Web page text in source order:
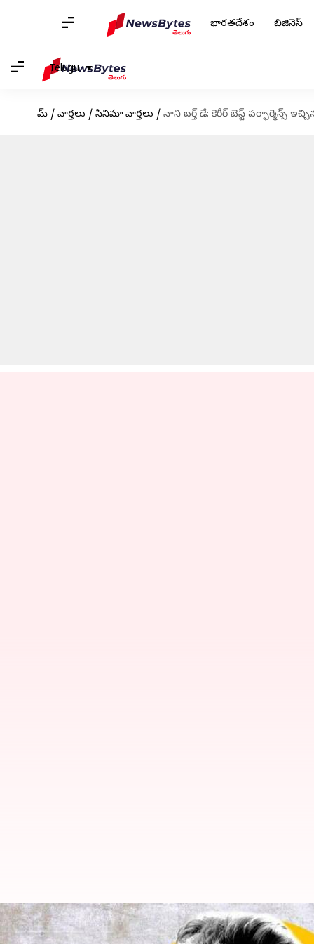
భారతదేశం బిజినెస్
Telugu
హోమ్ / వార్తలు / సినిమా వార్తలు / నాని బర్త్ డే: కెరీర్ బెస్ట్ పర్ఫార్మెన్స్
నాని బర్త్ డే: కెరీర్ బెస్ట్ పర్ఫార్మెన్స్